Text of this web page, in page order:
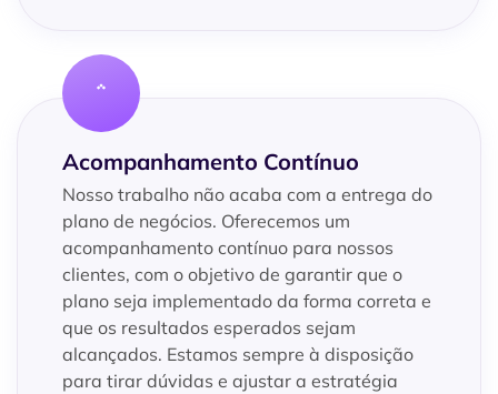
Acompanhamento Contínuo
Nosso trabalho não acaba com a entrega do
plano de negócios. Oferecemos um
acompanhamento contínuo para nossos
clientes, com o objetivo de garantir que o
plano seja implementado da forma correta e
que os resultados esperados sejam
alcançados. Estamos sempre à disposição
para tirar dúvidas e ajustar a estratégia